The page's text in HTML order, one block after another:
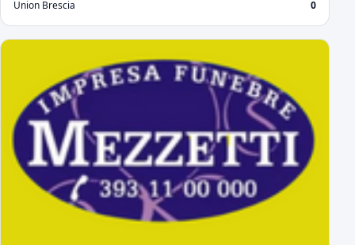
Union Brescia
0